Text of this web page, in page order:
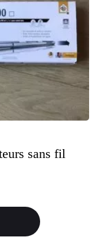
sans fil